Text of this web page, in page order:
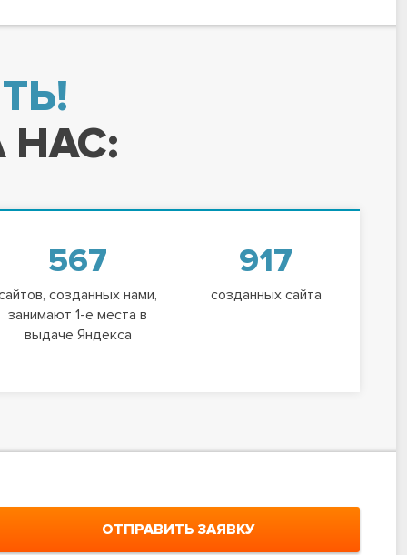
НАС:
567
созданных нами,
занимают 1-е места в
выдаче Яндекса
917
созданных сайта
ОТПРАВИТЬ ЗАЯВКУ